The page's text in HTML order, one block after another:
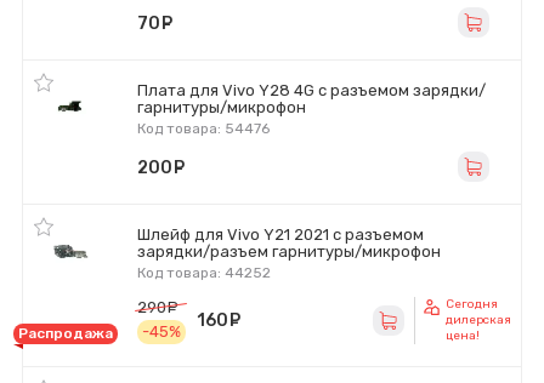
70
Плата для Vivo Y28 4G с разъемом зарядки/
гарнитуры/микрофон
Код товара: 54476
200
Шлейф для Vivo Y21 2021 с разъемом
зарядки/разъем гарнитуры/микрофон
Код товара: 44252
Распродажа
290
-45%
160
Сегодня
дилерская
цена!